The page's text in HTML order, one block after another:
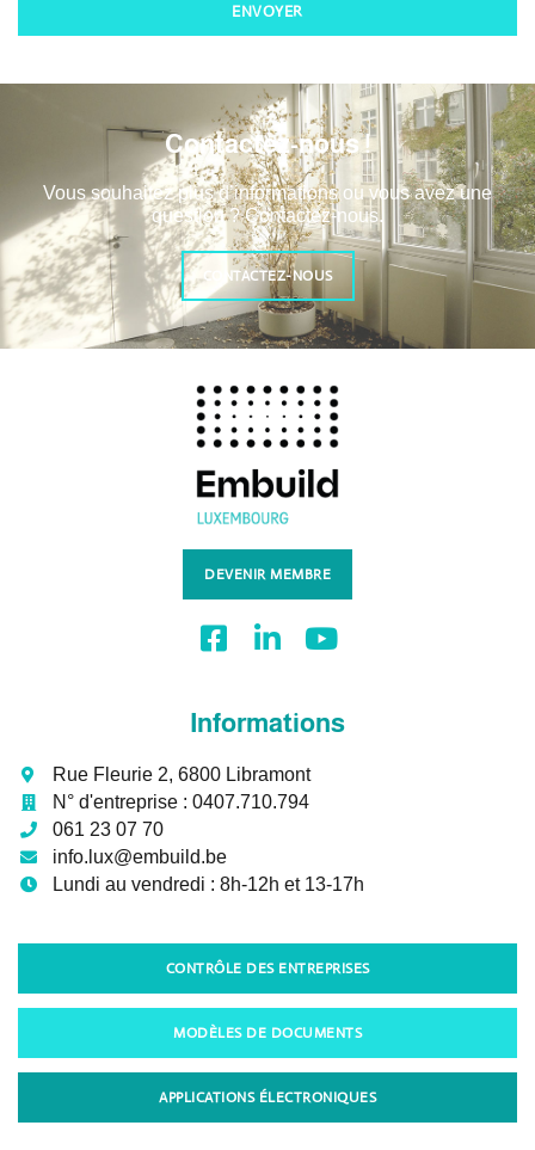
Contactez-nous !
Vous souhaitez plus d’informations ou vous avez une
question ? Contactez-nous.
CONTACTEZ-NOUS
ENVOYER
DEVENIR MEMBRE
Informations
Rue Fleurie 2, 6800 Libramont
N° d'entreprise : 0407.710.794
061 23 07 70
info.lux@embuild.be
Lundi au vendredi : 8h-12h et 13-17h
CONTRÔLE DES ENTREPRISES
MODÈLES DE DOCUMENTS
APPLICATIONS ÉLECTRONIQUES